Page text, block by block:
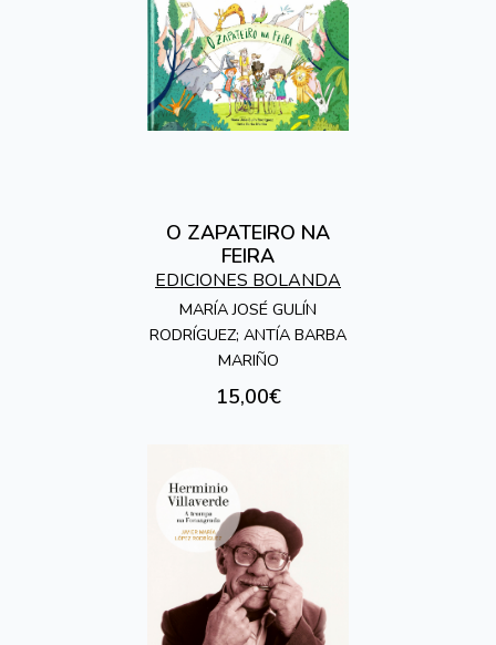
O ZAPATEIRO NA
FEIRA
EDICIONES BOLANDA
MARÍA JOSÉ GULÍN
RODRÍGUEZ; ANTÍA BARBA
MARIÑO
15,00€